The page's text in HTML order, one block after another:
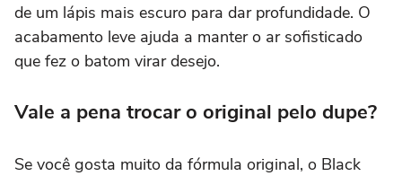
de um lápis mais escuro para dar profundidade. O
acabamento leve ajuda a manter o ar sofisticado
que fez o batom virar desejo.
Vale a pena trocar o original pelo dupe?
Se você gosta muito da fórmula original, o Black